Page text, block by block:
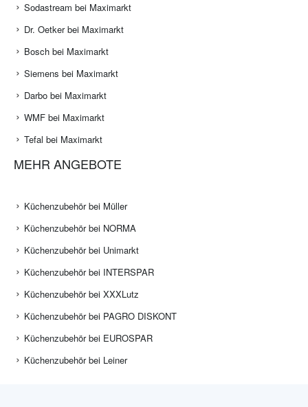
Sodastream bei Maximarkt
Dr. Oetker bei Maximarkt
Bosch bei Maximarkt
Siemens bei Maximarkt
Darbo bei Maximarkt
WMF bei Maximarkt
Tefal bei Maximarkt
MEHR ANGEBOTE
Küchenzubehör bei Müller
Küchenzubehör bei NORMA
Küchenzubehör bei Unimarkt
Küchenzubehör bei INTERSPAR
Küchenzubehör bei XXXLutz
Küchenzubehör bei PAGRO DISKONT
Küchenzubehör bei EUROSPAR
Küchenzubehör bei Leiner